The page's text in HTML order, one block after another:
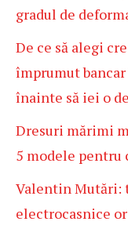
gradul de
De ce să alegi
împrumut
înainte să iei o
Dresuri mărimi
5 modele
Valentin Mutări:
electrocasnice